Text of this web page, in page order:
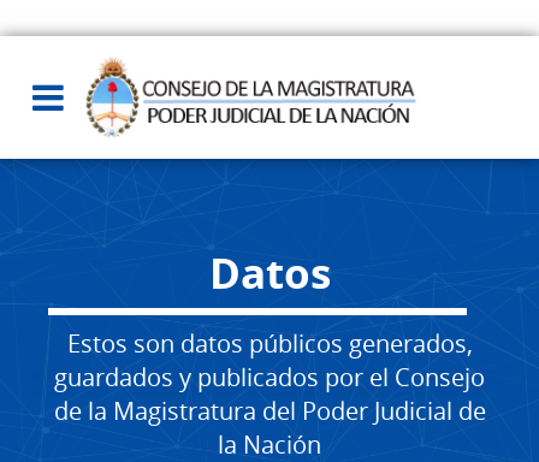
Datos
Estos son datos públicos generados,
guardados y publicados por el Consejo
de la Magistratura del Poder Judicial de
la Nación